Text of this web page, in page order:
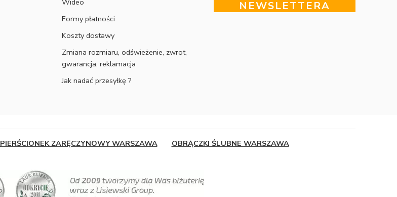
Formy płatności
Koszty dostawy
Zmiana rozmiaru, odświeżenie, zwrot,
gwarancja, reklamacja
Jak nadać przesyłkę ?
NEWSLETTERA
PIERŚCIONEK ZARĘCZYNOWY WARSZAWA OBRĄCZKI ŚLUBNE WARSZAWA